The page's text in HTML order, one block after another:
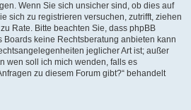
Wenn Sie sich unsicher sind, ob dies auf
sich zu registrieren versuchen, zutrifft, ziehen
Rate. Bitte beachten Sie, dass phpBB
Boards keine Rechtsberatung anbieten kann
jeglicher Art ist; außer
wen soll ich mich wenden, falls es
zu diesem Forum gibt?“ behandelt